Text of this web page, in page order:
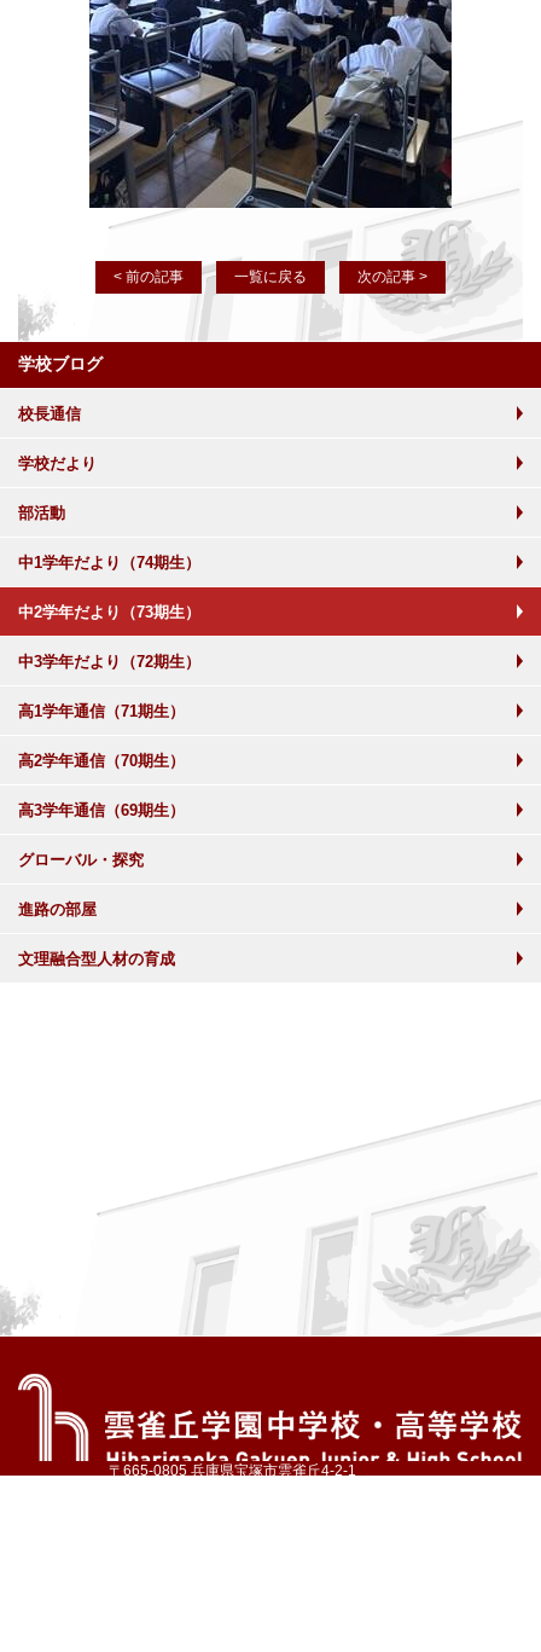
< 前の記事 一覧に戻る 次の記事 >
学校ブログ
校長通信
学校だより
部活動
中1学年だより（74期生）
中2学年だより（73期生）
中3学年だより（72期生）
高1学年通信（71期生）
高2学年通信（70期生）
高3学年通信（69期生）
グローバル・探究
進路の部屋
文理融合型人材の育成
〒665-0805 兵庫県宝塚市雲雀丘4-2-1